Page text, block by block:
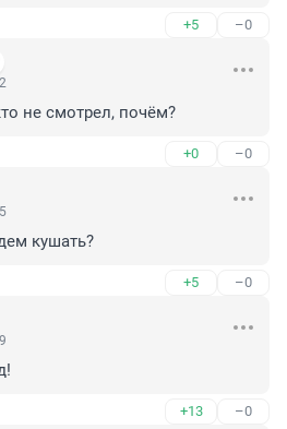
+5 –0
не смотрел, почём?
+0 –0
кушать?
+5 –0
+13 –0